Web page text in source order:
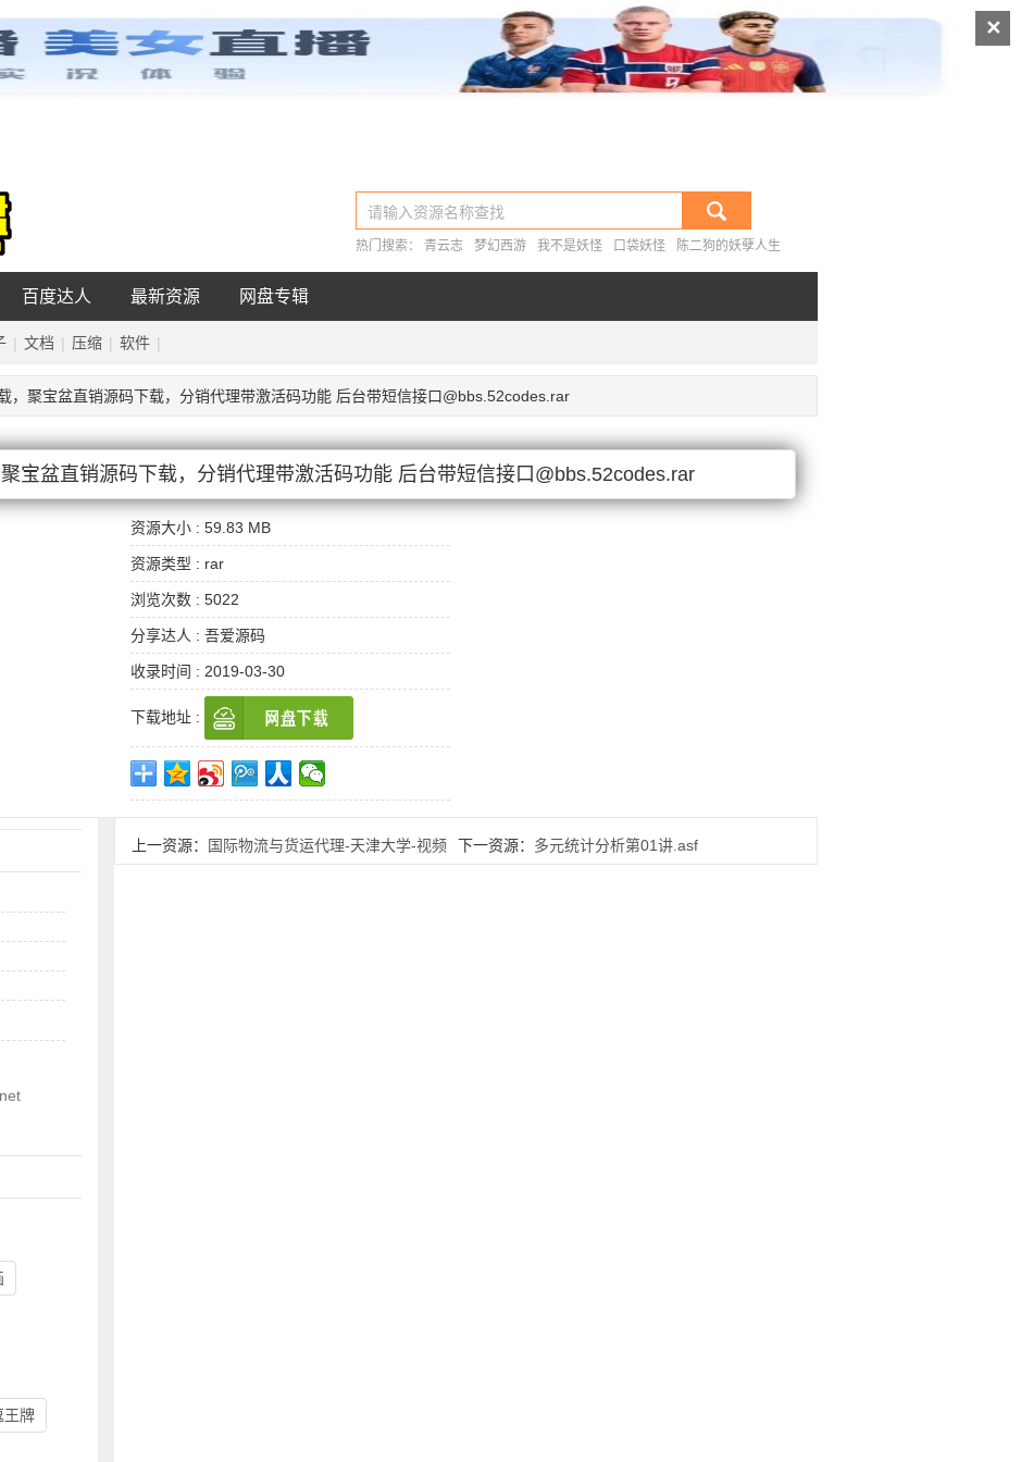
✕
种子 软件 文档 压缩 排行榜 | 热门搜索
热门搜索： 青云志 梦幻西游 我不是妖怪 口袋妖怪 陈二狗的妖孽人生
百度达人 最新资源 网盘专辑
| 文档 | 压缩 | 软件 |
，聚宝盆直销源码下载，分销代理带激活码功能 后台带短信接口@bbs.52codes.rar
宝盆直销源码下载，分销代理带激活码功能 后台带短信接口@bbs.52codes.rar
资源大小 : 59.83 MB
资源类型 : rar
浏览次数 : 5022
分享达人 : 吾爱源码
收录时间 : 2019-03-30
下载地址 :
王牌
上一资源：
国际物流与货运代理-天津大学-视频
下一资源： 多元统计分析第01讲.asf